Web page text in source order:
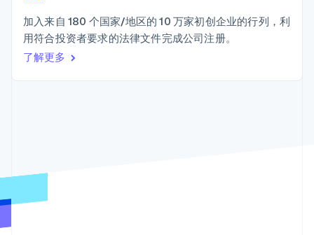
Boost
支付成功率优
化
Link
Radar
按行业
游戏
应用程序集成
代码示例
Stripe Press
加入来自 180 个国家/地区的 10 万家初创企业的行列，利
用符合投资者要求的法律文件完成公司注册。
了解更多